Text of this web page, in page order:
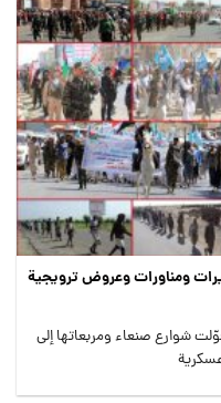
ومناورات وعروض ترويجية
شوارع صنعاء ومربعاتها إلى